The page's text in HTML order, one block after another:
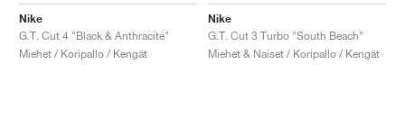
Nike
G.T. Cut 4 "Black & Anthracite"
Miehet / Koripallo / Kengät
Nike
G.T. Cut 3 Turbo "South Beach"
Miehet & Naiset / Koripallo / Kengät